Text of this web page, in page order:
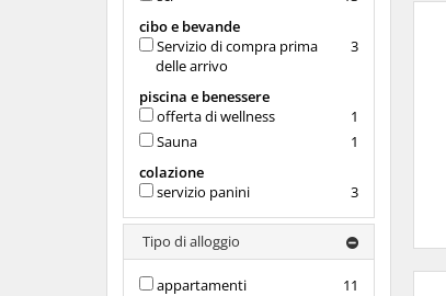
cibo e bevande
3
Servizio di compra prima
delle arrivo
piscina e benessere
1
offerta di wellness
1
Sauna
colazione
3
servizio panini
Tipo di alloggio
11
appartamenti